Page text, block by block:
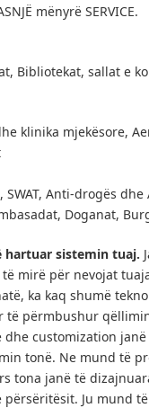
mënyrë SERVICE.
Bibliotekat, sallat e
klinika mjekësore,
SWAT, Anti-drogës
Doganat,
hartuar sistemin tuaj.
mirë për nevojat
ka kaq shumë
përmbushur
dhe customization
tonë. Ne mund të
tona janë të
përsëritësit. Ju mund